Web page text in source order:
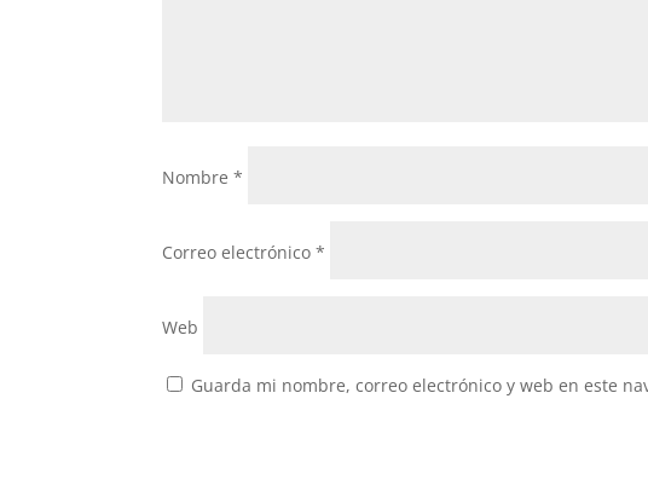
Nombre*
Correo electrónico*
Web
Guarda mi nombre, correo electrónico y web en este